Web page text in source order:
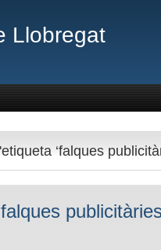
Llobregat
‘falques